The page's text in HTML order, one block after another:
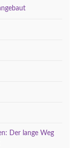
Der lange Weg